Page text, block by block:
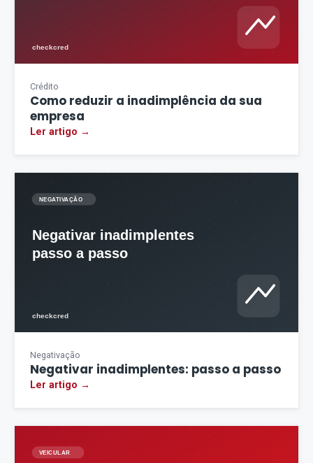
Crédito
Como reduzir a inadimplência da sua
empresa
Ler artigo →
Negativação
Negativar inadimplentes: passo a passo
Ler artigo →